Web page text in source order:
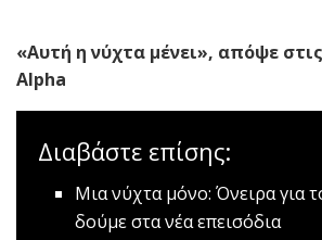
«Αυτή η νύχτα μένει», απόψε
Alpha
Διαβάστε επίσης:
Μια νύχτα μόνο: Όνειρα για
δούμε στα νέα επεισόδια